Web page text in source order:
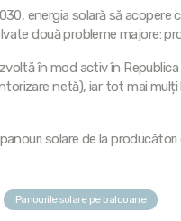
energia solară să acopere
două probleme majore:
în mod activ în
netă), iar tot mai
solare de la
Panourile solare pe balcoane